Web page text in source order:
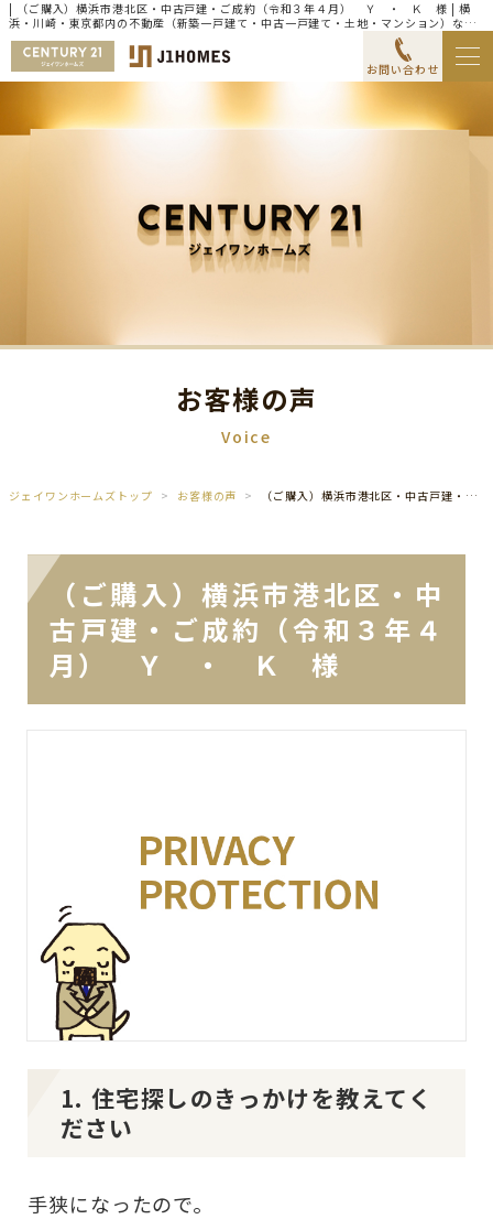
| （ご購入）横浜市港北区・中古戸建・ご成約（令和３年４月） Ｙ ・ Ｋ 様 | 横
浜・川崎・東京都内の不動産（新築一戸建て・中古一戸建て・土地・マンション）なら
センチュリー21ジェイワンホームズ
お問い合わせ
お客様の声
Voice
ジェイワンホームズトップ お客様の声 （ご購入）横浜市港北区・中古戸建・ご成約（令和３年４月） Ｙ ・ Ｋ 様
（ご購入）横浜市港北区・中
古戸建・ご成約（令和３年４
月） Ｙ ・ Ｋ 様
1. 住宅探しのきっかけを教えてく
ださい
手狭になったので。